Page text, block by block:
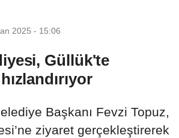
2025 - 15:06
Güllük'te
Başkanı Fevzi Topuz,
ziyaret gerçekleştirerek